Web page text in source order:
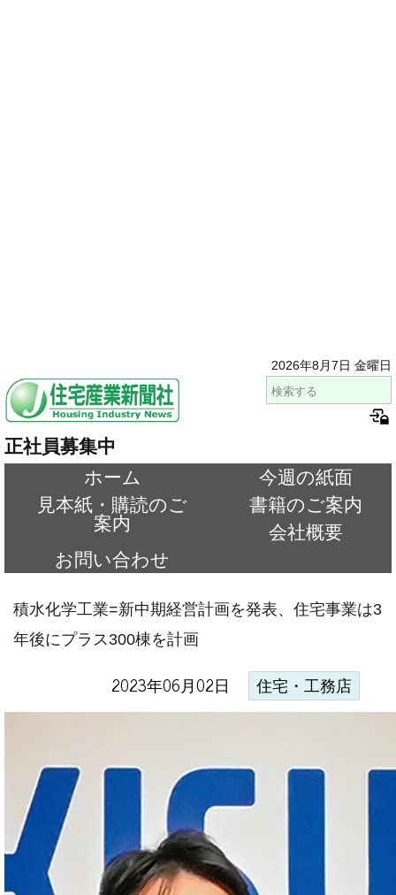
2026年8月7日 金曜日
正社員募集中
ホーム
今週の紙面
見本紙・購読のご
案内
書籍のご案内
会社概要
お問い合わせ
積水化学工業=新中期経営計画を発表、住宅事業は3
年後にプラス300棟を計画
2023年06月02日 住宅・工務店